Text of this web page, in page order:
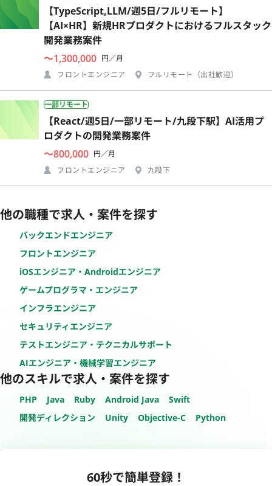
【TypeScript,LLM/週5日/フルリモート】
【AI×HR】新規HRプロダクトにおけるフルスタック
開発業務案件
〜1,300,000 円／月
フロントエンジニア
フルリモート（出社歓迎）
一部リモート
【React/週5日/一部リモート/九段下駅】AI活用プ
ロダクトの開発業務案件
〜800,000 円／月
フロントエンジニア
九段下
他の職種で求人・案件を探す
バックエンドエンジニア
フロントエンジニア
iOSエンジニア・Androidエンジニア
ゲームプログラマ・エンジニア
インフラエンジニア
セキュリティエンジニア
テストエンジニア・テクニカルサポート
AIエンジニア・機械学習エンジニア
他のスキルで求人・案件を探す
PHP Java Ruby Android Java
Swift
開発ディレクション
Unity Objective-C Python
60秒で簡単登録！